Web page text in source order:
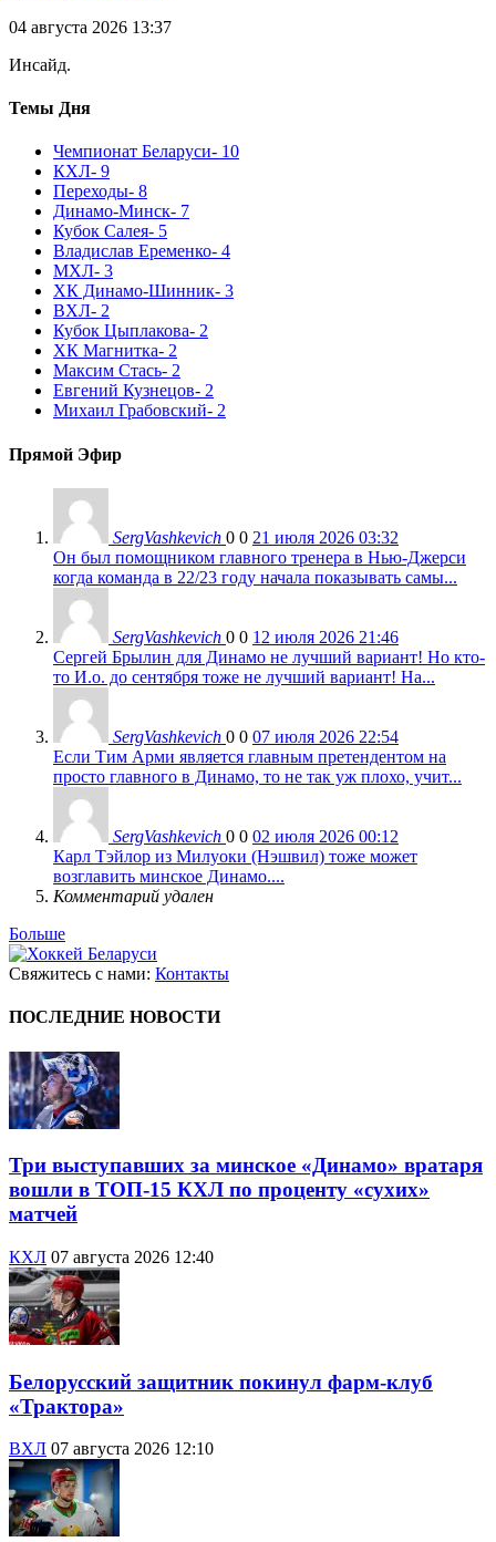
04 августа 2026 13:37
Инсайд.
Темы Дня
Чемпионат Беларуси- 10
КХЛ- 9
Переходы- 8
Динамо-Минск- 7
Кубок Салея- 5
Владислав Еременко- 4
МХЛ- 3
ХК Динамо-Шинник- 3
ВХЛ- 2
Кубок Цыплакова- 2
ХК Магнитка- 2
Максим Стась- 2
Евгений Кузнецов- 2
Михаил Грабовский- 2
Прямой Эфир
SergVashkevich 0 0 21 июля 2026 03:32
Он был помощником главного тренера в Нью-Джерси
когда команда в 22/23 году начала показывать самы...
SergVashkevich 0 0 12 июля 2026 21:46
Сергей Брылин для Динамо не лучший вариант! Но кто-
то И.о. до сентября тоже не лучший вариант! На...
SergVashkevich 0 0 07 июля 2026 22:54
Если Тим Арми является главным претендентом на
просто главного в Динамо, то не так уж плохо, учит...
SergVashkevich 0 0 02 июля 2026 00:12
Карл Тэйлор из Милуоки (Нэшвил) тоже может
возглавить минское Динамо....
Комментарий удален
Больше
Свяжитесь с нами: Контакты
ПОСЛЕДНИЕ НОВОСТИ
Три выступавших за минское «Динамо» вратаря
вошли в ТОП-15 КХЛ по проценту «сухих»
матчей
КХЛ 07 августа 2026 12:40
Белорусский защитник покинул фарм-клуб
«Трактора»
ВХЛ 07 августа 2026 12:10